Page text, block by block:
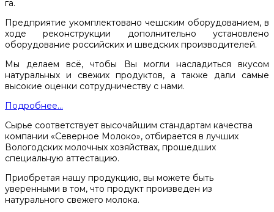
га.
Предприятие укомплектовано чешским оборудованием, в
ходе реконструкции дополнительно установлено
оборудование российских и шведских производителей.
Мы делаем всё, чтобы Вы могли насладиться вкусом
натуральных и свежих продуктов, а также дали самые
высокие оценки сотрудничеству с нами.
Подробнее...
Сырье соответствует высочайшим стандартам качества
компании «Северное Молоко», отбирается в лучших
Вологодских молочных хозяйствах, прошедших
специальную аттестацию.
Приобретая нашу продукцию, вы можете быть
уверенными в том, что продукт произведен из
натурального свежего молока.